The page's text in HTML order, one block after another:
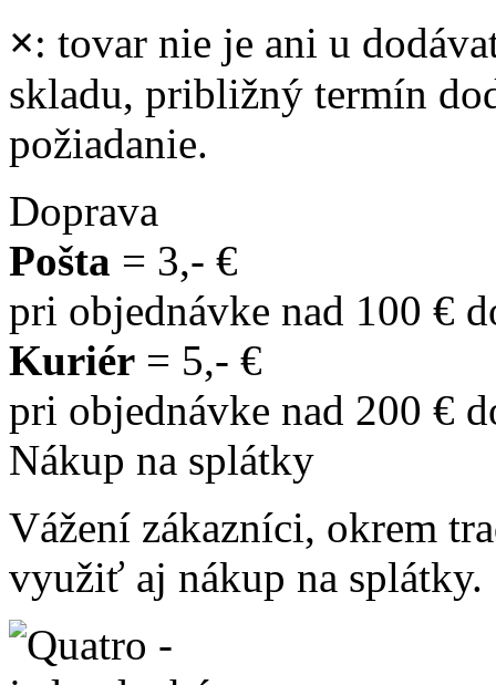
×: tovar nie je ani u
skladu, približný termín
požiadanie.
Doprava
Pošta = 3,- €
pri objednávke nad 100 €
Kuriér = 5,- €
pri objednávke nad 200 €
Nákup na splátky
Vážení zákazníci, okrem
využiť aj nákup na splátky.